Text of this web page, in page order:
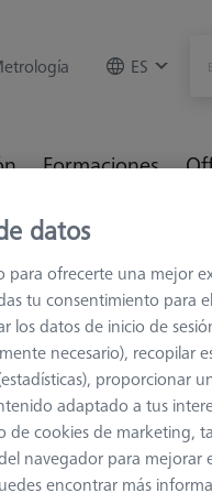
ES
Formaciones
el otro. Por lo tanto,
datos
para ofrecerte una mejor
tu consentimiento para
los datos de inicio de
necesario), recopilar
proporcionar
adaptado a tus
de cookies de marketing,
navegador para mejorar
encontrar más